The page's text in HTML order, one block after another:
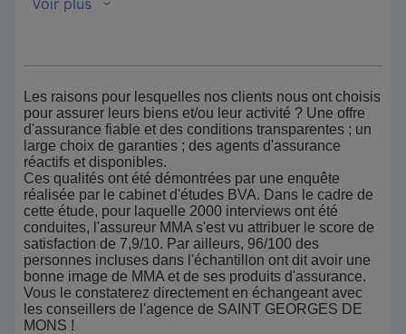
Les raisons pour lesquelles nos clients nous ont choisis
pour assurer leurs biens et/ou leur activité ? Une offre
d'assurance fiable et des conditions transparentes ; un
large choix de garanties ; des agents d'assurance
réactifs et disponibles.
Ces qualités ont été démontrées par une enquête
réalisée par le cabinet d'études BVA. Dans le cadre de
cette étude, pour laquelle 2000 interviews ont été
conduites, l'assureur MMA s'est vu attribuer le score de
satisfaction de 7,9/10. Par ailleurs, 96/100 des
personnes incluses dans l'échantillon ont dit avoir une
bonne image de MMA et de ses produits d'assurance.
Vous le constaterez directement en échangeant avec
les conseillers de l'agence de SAINT GEORGES DE
MONS !